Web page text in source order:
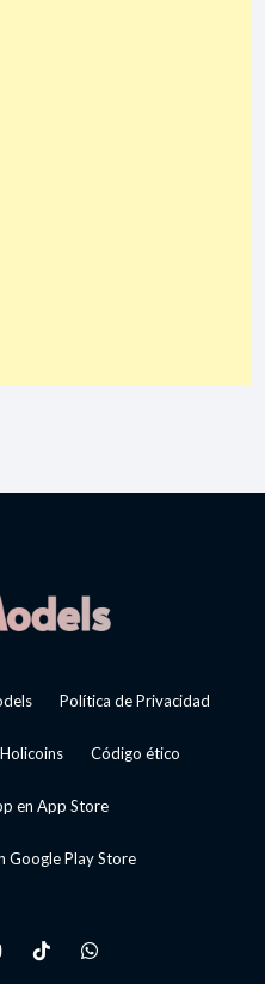
Política de Privacidad
Holicoins Código ético
en App Store
Google Play Store